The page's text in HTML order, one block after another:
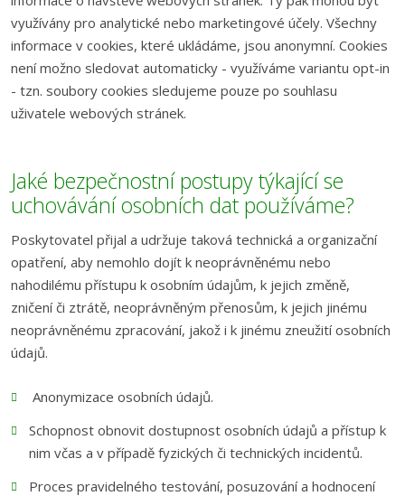
využívány pro analytické nebo marketingové účely. Všechny
informace v cookies, které ukládáme, jsou anonymní. Cookies
není možno sledovat automaticky - využíváme variantu opt-in
- tzn. soubory cookies sledujeme pouze po souhlasu
uživatele webových stránek.
Jaké bezpečnostní postupy týkající se
uchovávání osobních dat používáme?
Poskytovatel přijal a udržuje taková technická a organizační
opatření, aby nemohlo dojít k neoprávněnému nebo
nahodilému přístupu k osobním údajům, k jejich změně,
zničení či ztrátě, neoprávněným přenosům, k jejich jinému
neoprávněnému zpracování, jakož i k jinému zneužití osobních
údajů.
Anonymizace osobních údajů.
Schopnost obnovit dostupnost osobních údajů a přístup k
nim včas a v případě fyzických či technických incidentů.
Proces pravidelného testování, posuzování a hodnocení